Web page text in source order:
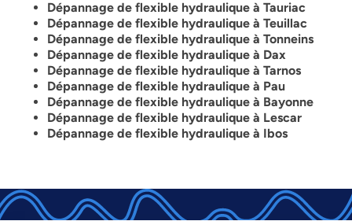
Dépannage de flexible hydraulique à Tauriac
Dépannage de flexible hydraulique à Teuillac
Dépannage de flexible hydraulique à Tonneins
Dépannage de flexible hydraulique à Dax
Dépannage de flexible hydraulique à Tarnos
Dépannage de flexible hydraulique à Pau
Dépannage de flexible hydraulique à Bayonne
Dépannage de flexible hydraulique à Lescar
Dépannage de flexible hydraulique à Ibos